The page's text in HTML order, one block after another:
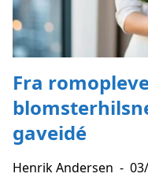
Fra
gaveidé
Henrik Andersen -